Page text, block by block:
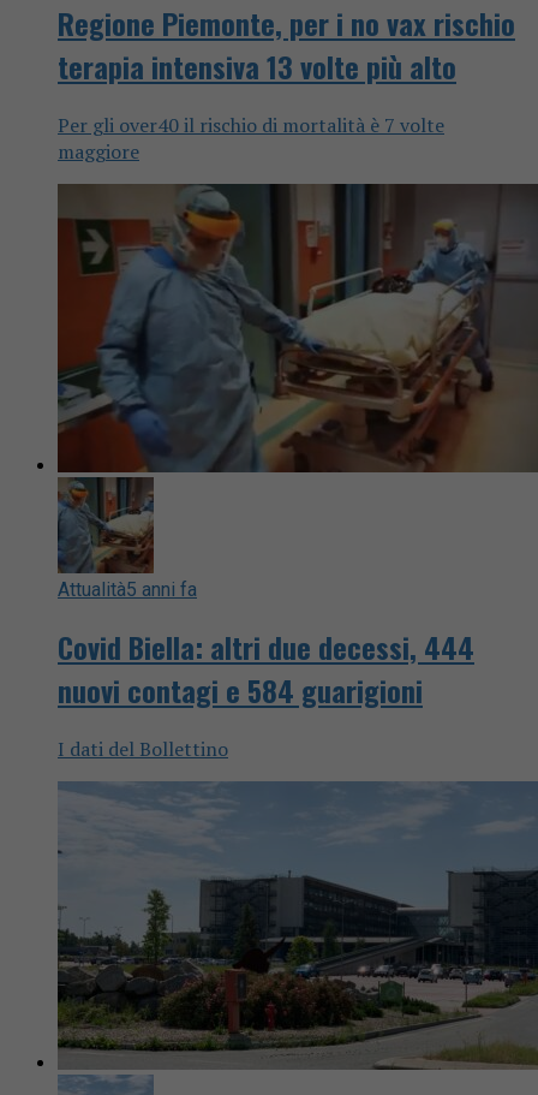
Regione Piemonte, per i no vax rischio
terapia intensiva 13 volte più alto
Per gli over40 il rischio di mortalità è 7 volte
maggiore
Attualità5 anni fa
Covid Biella: altri due decessi, 444
nuovi contagi e 584 guarigioni
I dati del Bollettino